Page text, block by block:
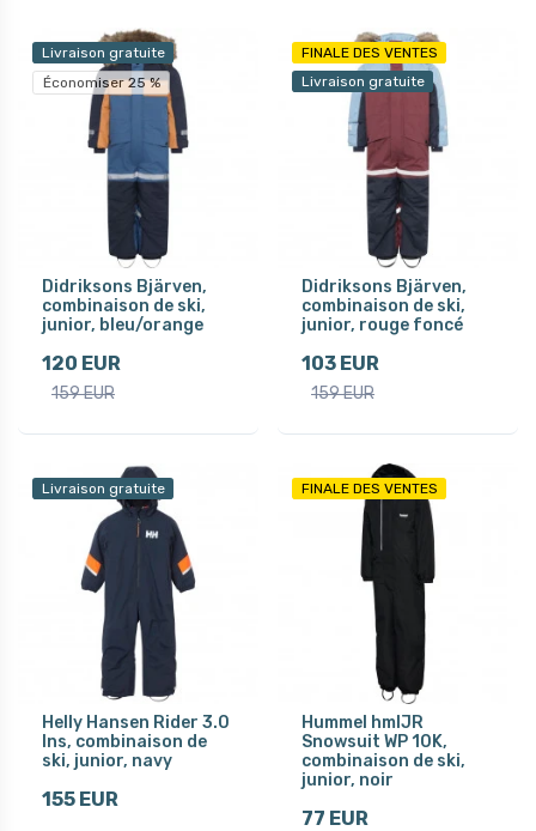
Livraison gratuite
Économiser 25 %
Didriksons Bjärven,
combinaison de ski,
junior, bleu/orange
120 EUR
159 EUR
FINALE DES VENTES
Livraison gratuite
Didriksons Bjärven,
combinaison de ski,
junior, rouge foncé
103 EUR
159 EUR
Livraison gratuite
Helly Hansen Rider 3.0
Ins, combinaison de
ski, junior, navy
155 EUR
FINALE DES VENTES
Hummel hmlJR
Snowsuit WP 10K,
combinaison de ski,
junior, noir
77 EUR